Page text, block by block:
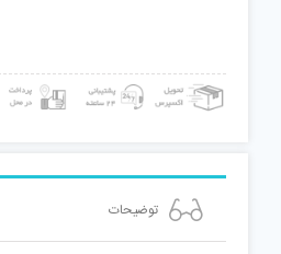
توضیحات